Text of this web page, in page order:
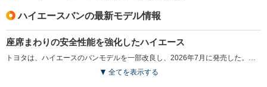
ハイエースバンの最新モデル情報
座席まわりの安全性能を強化したハイエース
トヨタは、ハイエースのバンモデルを一部改良し、2026年7月に発売した。今回の改良では、座席まわりの安全性能に関する見直しが行われ、座席の強度や固定機構、ヘッドレストなどについて定めた国連欧州経済委員会（UNECE）の車両安全規則に適合した。併せて詳細な装備の見直しが行われている。（2026.6）
全てを表示する